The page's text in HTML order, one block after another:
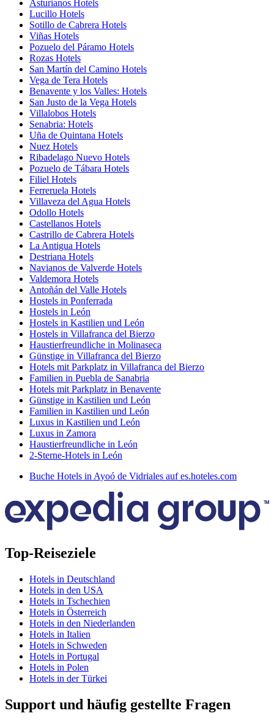
Asturianos Hotels
Lucillo Hotels
Sotillo de Cabrera Hotels
Viñas Hotels
Pozuelo del Páramo Hotels
Rozas Hotels
San Martín del Camino Hotels
Vega de Tera Hotels
Benavente y los Valles: Hotels
San Justo de la Vega Hotels
Villalobos Hotels
Senabria: Hotels
Uña de Quintana Hotels
Nuez Hotels
Ribadelago Nuevo Hotels
Pozuelo de Tábara Hotels
Filiel Hotels
Ferreruela Hotels
Villaveza del Agua Hotels
Odollo Hotels
Castellanos Hotels
Castrillo de Cabrera Hotels
La Antigua Hotels
Destriana Hotels
Navianos de Valverde Hotels
Valdemora Hotels
Antoñán del Valle Hotels
Hostels in Ponferrada
Hostels in León
Hostels in Kastilien und León
Hostels in Villafranca del Bierzo
Haustierfreundliche in Molinaseca
Günstige in Villafranca del Bierzo
Hotels mit Parkplatz in Villafranca del Bierzo
Familien in Puebla de Sanabria
Hotels mit Parkplatz in Benavente
Günstige in Kastilien und León
Familien in Kastilien und León
Luxus in Kastilien und León
Luxus in Zamora
Haustierfreundliche in León
2-Sterne-Hotels in León
Buche Hotels in Ayoó de Vidriales auf es.hoteles.com
Top-Reiseziele
Hotels in Deutschland
Hotels in den USA
Hotels in Tschechien
Hotels in Österreich
Hotels in den Niederlanden
Hotels in Italien
Hotels in Schweden
Hotels in Portugal
Hotels in Polen
Hotels in der Türkei
Support und häufig gestellte Fragen